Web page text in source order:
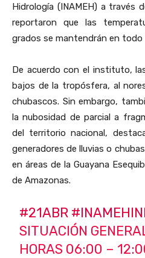
Hidrología (INAMEH) a través
reportaron que las
grados se mantendrán en todo
De acuerdo con el instituto,
bajos de la tropósfera, al
chubascos. Sin embargo,
la nubosidad de parcial a
del territorio nacional,
generadores de lluvias o
en áreas de la Guayana
de Amazonas.
#21ABR
SITUACIÓN
HORAS 06:00 –